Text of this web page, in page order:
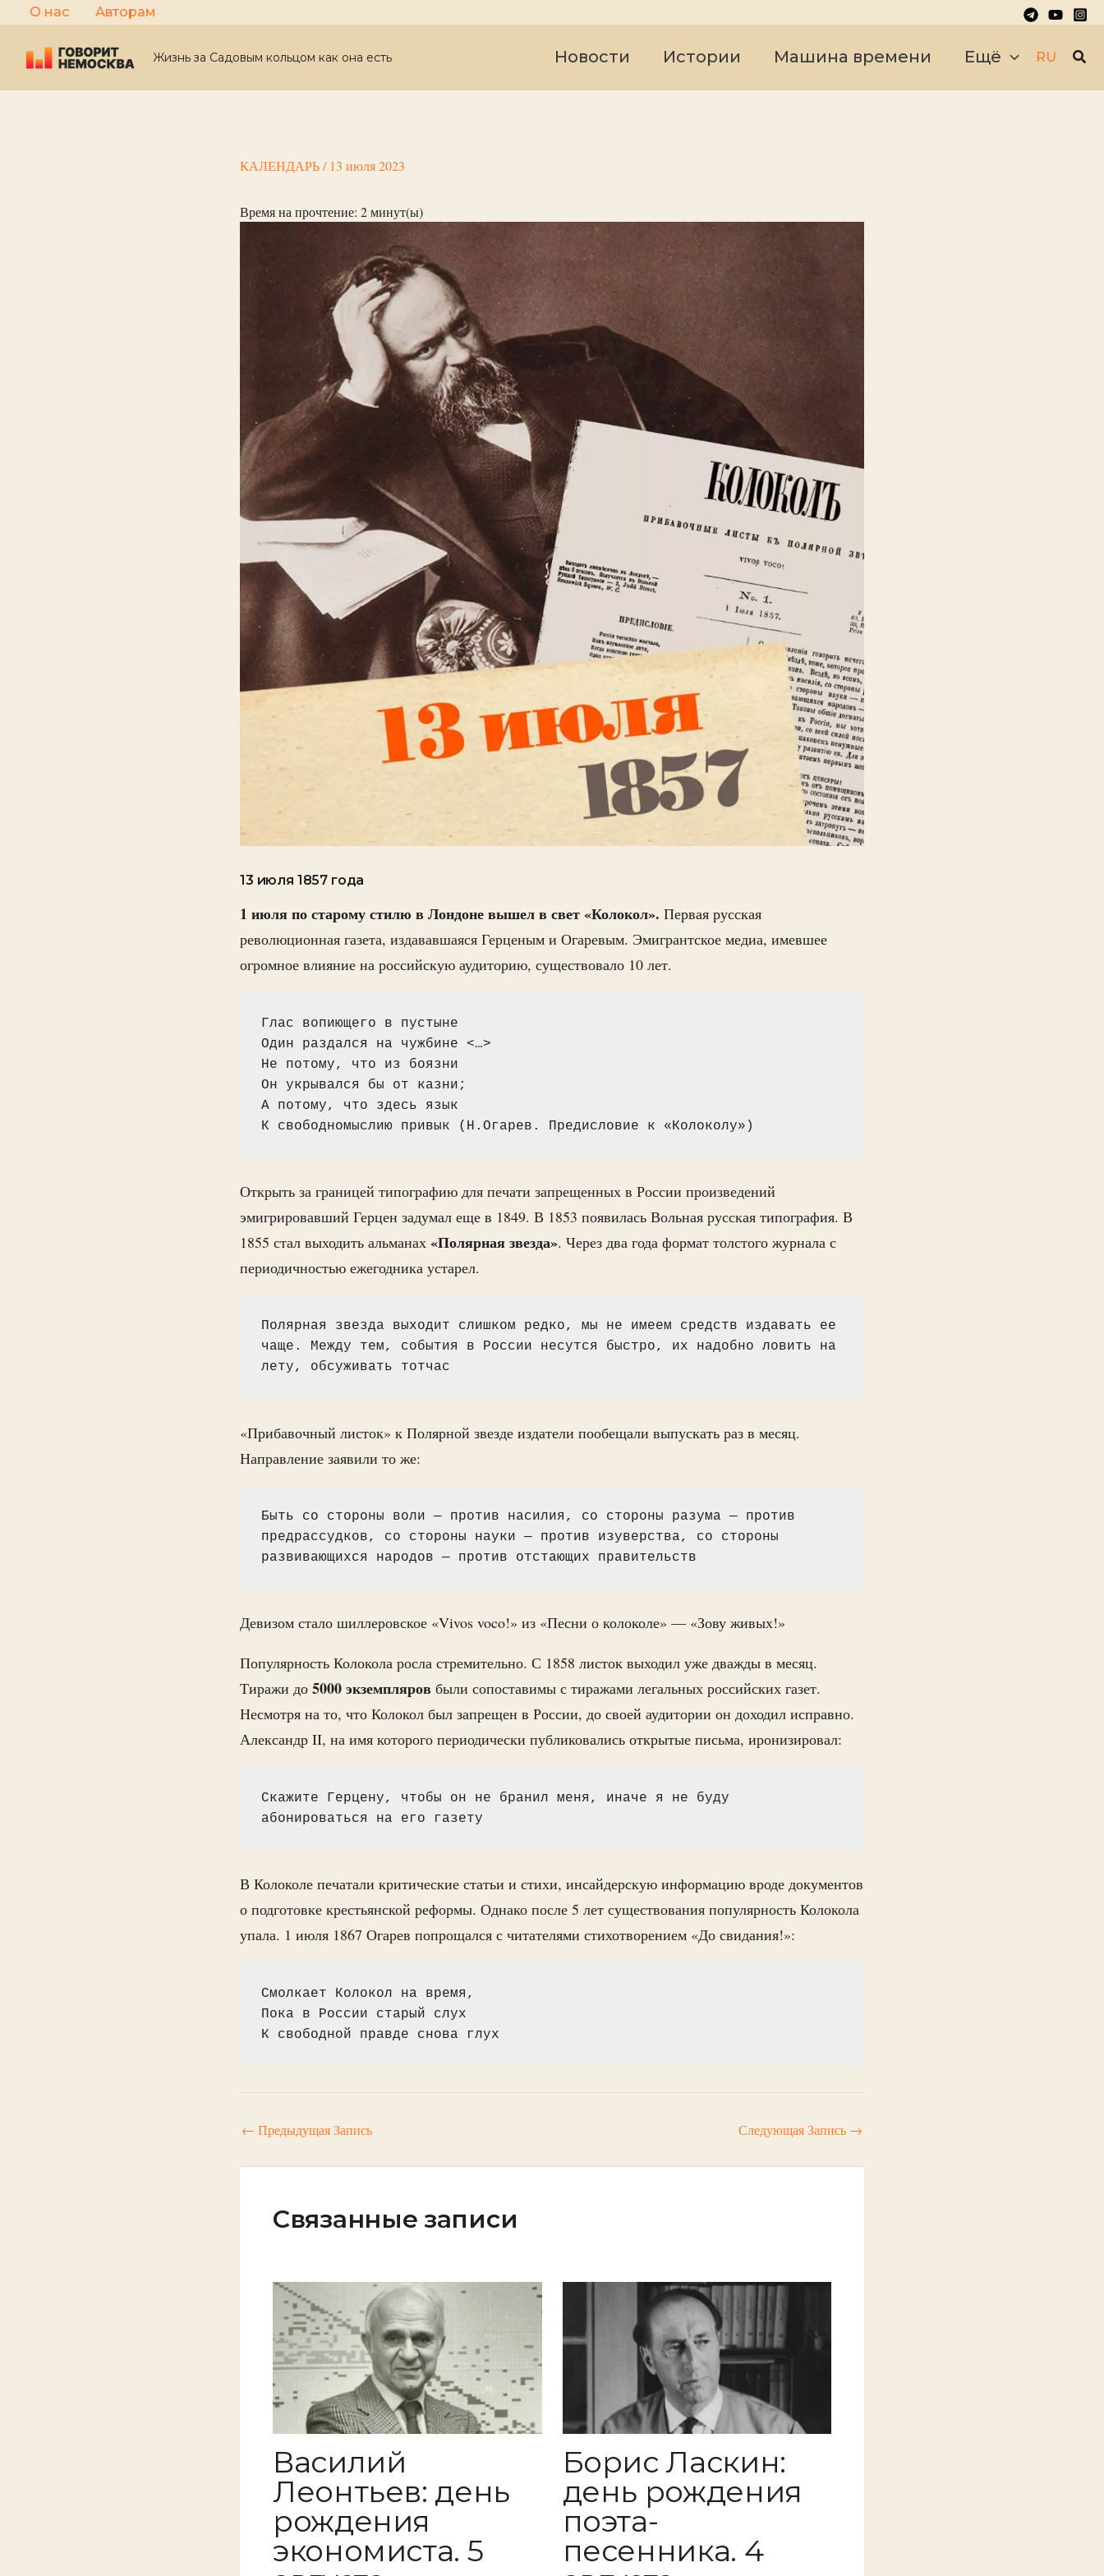
Перейти
к
содержимому
О нас Авторам
Жизнь за Садовым кольцом как она есть Новости Истории Машина времени Ещё RU
КАЛЕНДАРЬ/ 13 июля 2023
Время на прочтение: 2минут(ы)
13 июля 1857 года
1 июля по старому стилю в Лондоне вышел в свет «Колокол». Первая русская
революционная газета, издававшаяся Герценым и Огаревым. Эмигрантское медиа, имевшее
огромное влияние на российскую аудиторию, существовало 10 лет.
Глас вопиющего в пустыне
Один раздался на чужбине <…>
Не потому, что из боязни
Он укрывался бы от казни;
А потому, что здесь язык
К свободномыслию привык (Н.Огарев. Предисловие к «Колоколу»)
Открыть за границей типографию для печати запрещенных в России произведений
эмигрировавший Герцен задумал еще в 1849. В 1853 появилась Вольная русская типография. В
1855 стал выходить альманах «Полярная звезда». Через два года формат толстого журнала с
периодичностью ежегодника устарел.
Полярная звезда выходит слишком редко, мы не имеем средств издавать ее
чаще. Между тем, события в России несутся быстро, их надобно ловить на
лету, обсуживать тотчас
«Прибавочный листок» к Полярной звезде издатели пообещали выпускать раз в месяц.
Направление заявили то же:
Быть со стороны воли — против насилия, со стороны разума — против
предрассудков, со стороны науки — против изуверства, со стороны
развивающихся народов — против отстающих правительств
Девизом стало шиллеровское «Vivos voco!» из «Песни о колоколе» — «Зову живых!»
Популярность Колокола росла стремительно. С 1858 листок выходил уже дважды в месяц.
Тиражи до 5000 экземпляров были сопоставимы с тиражами легальных российских газет.
Несмотря на то, что Колокол был запрещен в России, до своей аудитории он доходил исправно.
Александр II, на имя которого периодически публиковались открытые письма, иронизировал:
Скажите Герцену, чтобы он не бранил меня, иначе я не буду
абонироваться на его газету
В Колоколе печатали критические статьи и стихи, инсайдерскую информацию вроде документов
о подготовке крестьянской реформы. Однако после 5 лет существования популярность Колокола
упала. 1 июля 1867 Огарев попрощался с читателями стихотворением «До свидания!»:
Смолкает Колокол на время,
Пока в России старый слух
К свободной правде снова глух
← Предыдущая Запись Следующая Запись →
Связанные записи
Василий
Леонтьев: день
рождения
экономиста. 5
Борис Ласкин:
день рождения
поэта-
песенника. 4